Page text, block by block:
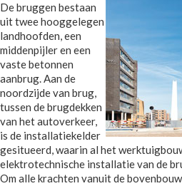
De bruggen bestaan
uit twee hooggelegen
landhoofden, een
middenpijler en een
vaste betonnen
aanbrug. Aan de
noordzijde van brug,
tussen de brugdekken
van het autoverkeer,
is de installatiekelder
gesitueerd, waarin al het
elektrotechnische installatie van de
Om alle krachten vanuit de